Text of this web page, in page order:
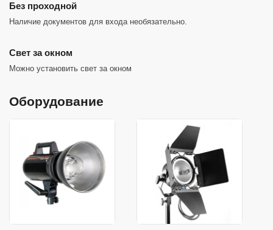
Без проходной
Наличие документов для входа необязательно.
Cвет за окном
Можно установить свет за окном
Оборудование